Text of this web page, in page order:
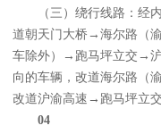
（三）绕行线路：经
道朝天门大桥→海尔路（
车除外）→跑马坪立交→
向的车辆，改道海尔路（
改道沪渝高速→跑马坪立
04